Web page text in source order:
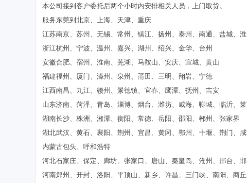
本公司接到客户委托后两个小时内安排相关人员，上门取货。
服务东莞到北京、上海、天津、重庆
江苏南京、苏州、无锡、常州、镇江、扬州、泰州、南通、盐城、
浙江杭州、宁波、温州、嘉兴、湖州、绍兴、金华、台州
安徽合肥、宿州、淮南、芜湖、马鞍山、安庆、宣城、黄山
福建福州、厦门、漳州、泉州、莆田、三明、翔岩、宁德
江西南昌、九江、赣州、景德镇、宜春、鹰潭、抚州、吉安
山东济南、菏泽、青岛、淄博、烟台、潍坊、威海、聊城、临沂、
湖南长沙、株洲、湘潭、衡阳、常德、岳阳、邵阳、郴州、张家界
湖北武汉、黄石、襄阳、荆州、宜昌、黄冈、鄂州、十堰、荆门、
内蒙古包头、呼和浩特
河北石家庄、保定、廊坊、张家口、唐山、秦皇岛、沧州、邢台、
河南郑州、开封、洛阳、平顶山、新乡、许昌、三门峡、南阳、商